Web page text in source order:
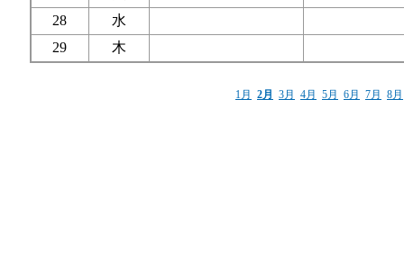
28
水
29
木
1月 2月 3月 4月 5月 6月 7月 8月